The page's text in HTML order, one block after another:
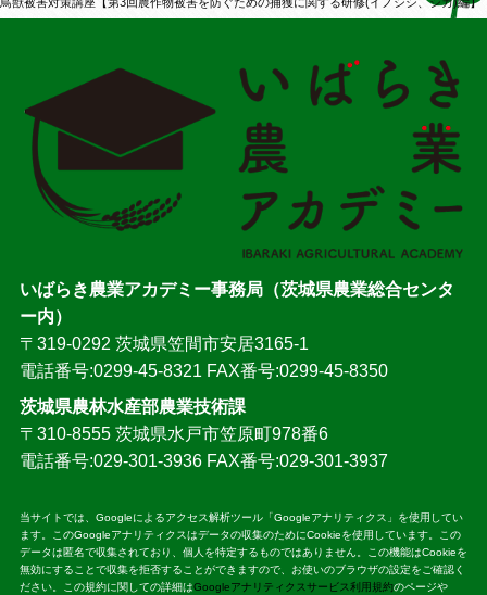
いばらき農業アカデミー事務局（茨城県農業総合センタ
ー内）
〒319-0292 茨城県笠間市安居3165-1
電話番号:0299-45-8321 FAX番号:0299-45-8350
茨城県農林水産部農業技術課
〒310-8555 茨城県水戸市笠原町978番6
電話番号:029-301-3936 FAX番号:029-301-3937
当サイトでは、Googleによるアクセス解析ツール「Googleアナリティクス」を使用してい
ます。このGoogleアナリティクスはデータの収集のためにCookieを使用しています。この
データは匿名で収集されており、個人を特定するものではありません。この機能はCookieを
無効にすることで収集を拒否することができますので、お使いのブラウザの設定をご確認く
ださい。この規約に関しての詳細はGoogleアナリティクスサービス利用規約のページや